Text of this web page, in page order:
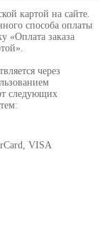
картой на сайте.
способа оплаты
«Оплата заказа
через
следующих
VISA